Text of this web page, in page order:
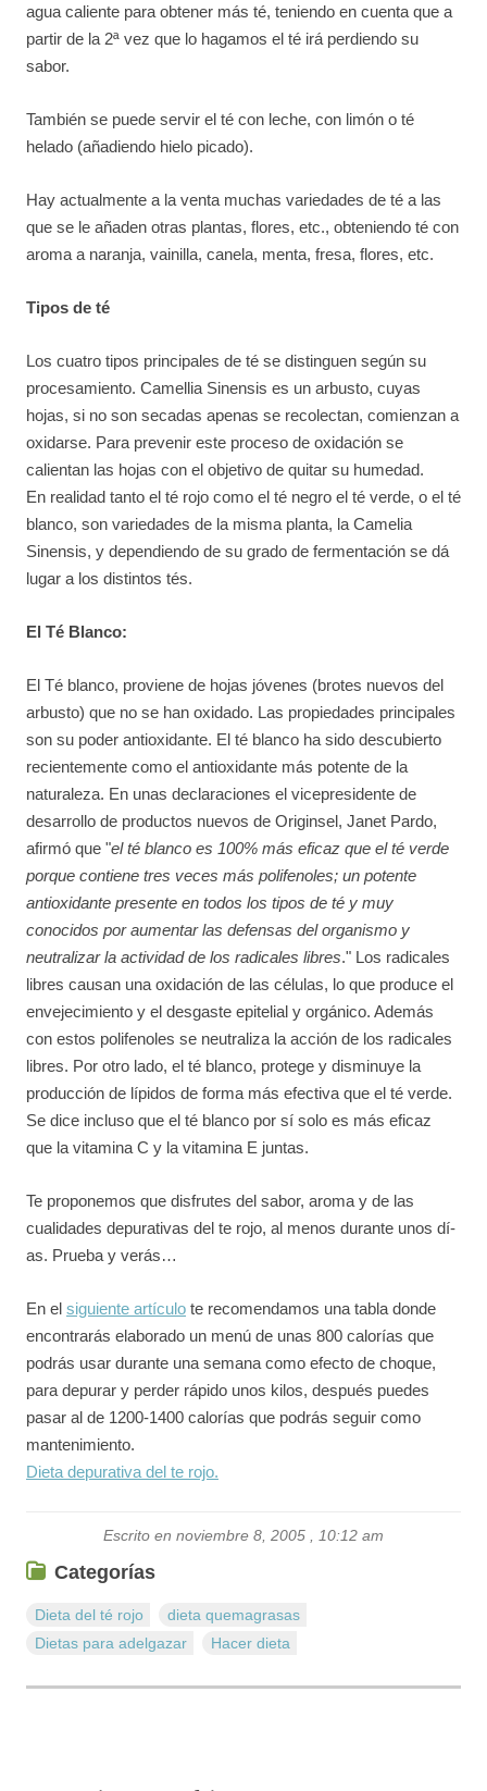
agua caliente para obtener más té, teniendo en cuenta que a
partir de la 2ª vez que lo hagamos el té irá perdiendo su
sabor.
También se puede servir el té con leche, con limón o té
helado (añadiendo hielo picado).
Hay actualmente a la venta muchas variedades de té a las
que se le añaden otras plantas, flores, etc., obteniendo té con
aroma a naranja, vainilla, canela, menta, fresa, flores, etc.
Tipos de té
Los cuatro tipos principales de té se distinguen según su
procesamiento. Camellia Sinensis es un arbusto, cuyas
hojas, si no son secadas apenas se recolectan, comienzan a
oxidarse. Para prevenir este proceso de oxidación se
calientan las hojas con el objetivo de quitar su humedad.
En realidad tanto el té rojo como el té negro el té verde, o el té
blanco, son variedades de la misma planta, la Camelia
Sinensis, y dependiendo de su grado de fermentación se dá
lugar a los distintos tés.
El Té Blanco:
El Té blanco, proviene de hojas jóvenes (brotes nuevos del
arbusto) que no se han oxidado. Las propiedades principales
son su poder antioxidante. El té blanco ha sido descubierto
recientemente como el antioxidante más potente de la
naturaleza. En unas declaraciones el vicepresidente de
desarrollo de productos nuevos de Originsel, Janet Pardo,
afirmó que "el té blanco es 100% más eficaz que el té verde
porque contiene tres veces más polifenoles; un potente
antioxidante presente en todos los tipos de té y muy
conocidos por aumentar las defensas del organismo y
neutralizar la actividad de los radicales libres." Los radicales
libres causan una oxidación de las células, lo que produce el
envejecimiento y el desgaste epitelial y orgánico. Además
con estos polifenoles se neutraliza la acción de los radicales
libres. Por otro lado, el té blanco, protege y disminuye la
producción de lípidos de forma más efectiva que el té verde.
Se dice incluso que el té blanco por sí solo es más eficaz
que la vitamina C y la vitamina E juntas.
Te proponemos que disfrutes del sabor, aroma y de las
cualidades depurativas del te rojo, al menos durante unos dí­
as. Prueba y verás…
En el siguiente artículo te recomendamos una tabla donde
encontrarás elaborado un menú de unas 800 calorí­as que
podrás usar durante una semana como efecto de choque,
para depurar y perder rápido unos kilos, después puedes
pasar al de 1200-1400 calorí­as que podrás seguir como
mantenimiento.
Dieta depurativa del te rojo.
Escrito en noviembre 8, 2005 , 10:12 am
Categorías
Dieta del té rojo
dieta quemagrasas
Dietas para adelgazar
Hacer dieta